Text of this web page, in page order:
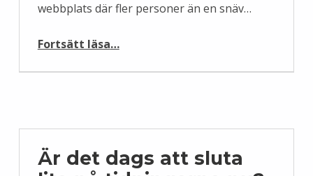
webbplats där fler personer än en snäv…
Fortsätt läsa…
Är det dags att sluta